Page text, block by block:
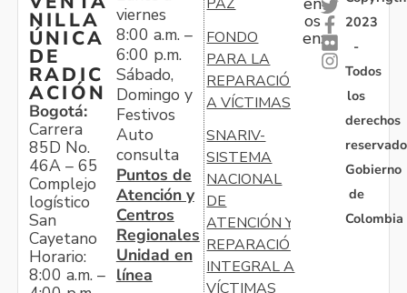
NILLA
ÚNICA
DE
RADIC
ACIÓN
Bogotá:
Carrera
85D No.
46A – 65
Complejo
logístico
San
Cayetano
Horario:
8:00 a.m. –
viernes
8:00 a.m. –
6:00 p.m.
Sábado,
Domingo y
Festivos
Auto
consulta
Puntos de
Atención y
Centros
Regionales
Unidad en
línea
FONDO
PARA LA
REPARACIÓN
A VÍCTIMAS
SNARIV-
SISTEMA
NACIONAL
DE
ATENCIÓN Y
REPARACIÓN
INTEGRAL A
VÍCTIMAS
os
en:
2023
-
Todos
los
derechos
Gobierno
de
Colombia